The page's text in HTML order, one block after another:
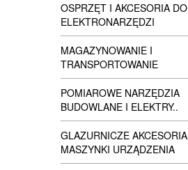
OSPRZĘT I AKCESORIA DO
ELEKTRONARZĘDZI
MAGAZYNOWANIE I
TRANSPORTOWANIE
POMIAROWE NARZĘDZIA
BUDOWLANE I ELEKTRY..
GLAZURNICZE AKCESORIA
MASZYNKI URZĄDZENIA